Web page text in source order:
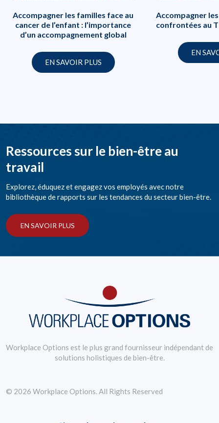
Accompagner les familles face au
cancer de l’enfant : l’importance
d’un accompagnement global
EN SAVOIR PLUS
Accompagner
confrontées au
EN
Ressources sur le bien-être au
travail
Explorez, éduquez et engagez vos employés avec notre
bibliothèque de rapports sur les tendances du secteur bien-être.
EN SAVOIR PLUS
Workplace Options est le plus grand fournisseur indépendant de
solutions holistiques de bien-être.
© 2026 Workplace Options. All Rights Reserved